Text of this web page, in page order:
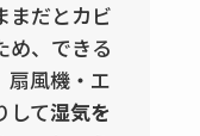
まだとカビ
め、できる
扇風機・エ
して湿気を